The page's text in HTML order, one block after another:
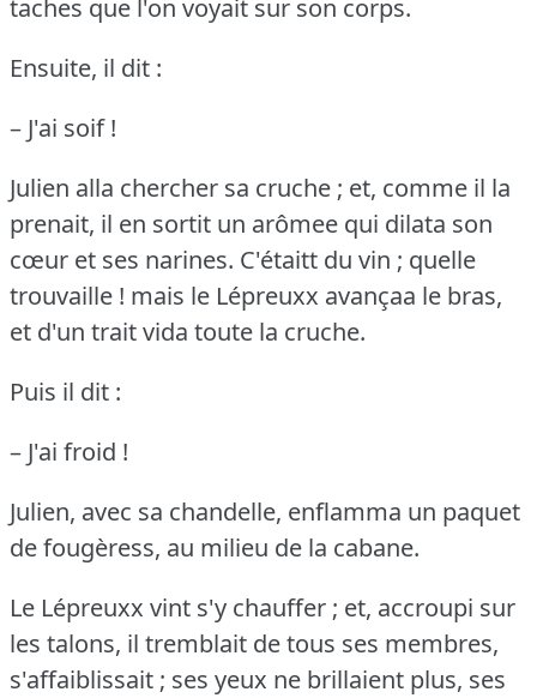
taches que l'on voyait sur son corps.
Ensuite, il dit :
– J'ai soif !
Julien alla chercher sa cruche ; et, comme il la
prenait, il en sortit un arômee qui dilata son
cœur et ses narines. C'étaitt du vin ; quelle
trouvaille ! mais le Lépreuxx avançaa le bras,
et d'un trait vida toute la cruche.
Puis il dit :
– J'ai froid !
Julien, avec sa chandelle, enflamma un paquet
de fougèress, au milieu de la cabane.
Le Lépreuxx vint s'y chauffer ; et, accroupi sur
les talons, il tremblait de tous ses membres,
s'affaiblissait ; ses yeux ne brillaient plus, ses